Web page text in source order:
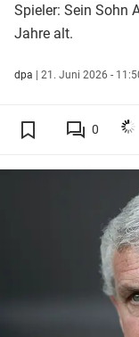
Spieler: Sein Sohn
Jahre alt.
dpa | 21. Juni 2026 -
0